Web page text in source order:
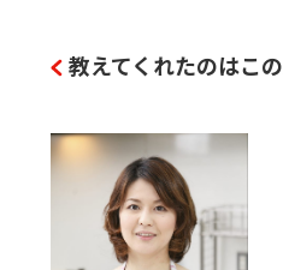
教えてくれたのはこの